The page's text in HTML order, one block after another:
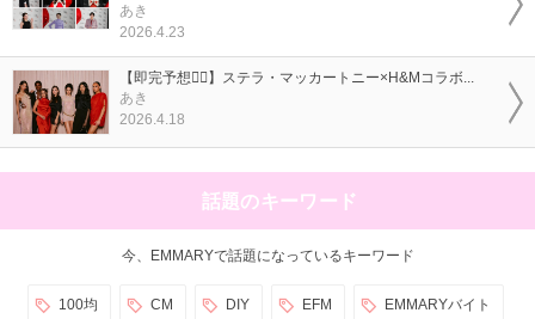
あき
2026.4.23
【即完予想❤️‍🔥】ステラ・マッカートニー×H&Mコラボ...
あき
2026.4.18
話題のキーワード
今、EMMARYで話題になっているキーワード
100均 CM DIY EFM EMMARYバイト